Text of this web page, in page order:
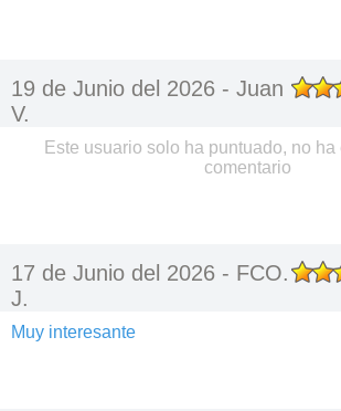
19 de Junio del 2026 - Juan
V.
Este usuario solo ha puntuado, no
comentario
17 de Junio del 2026 - FCO.
J.
Muy interesante